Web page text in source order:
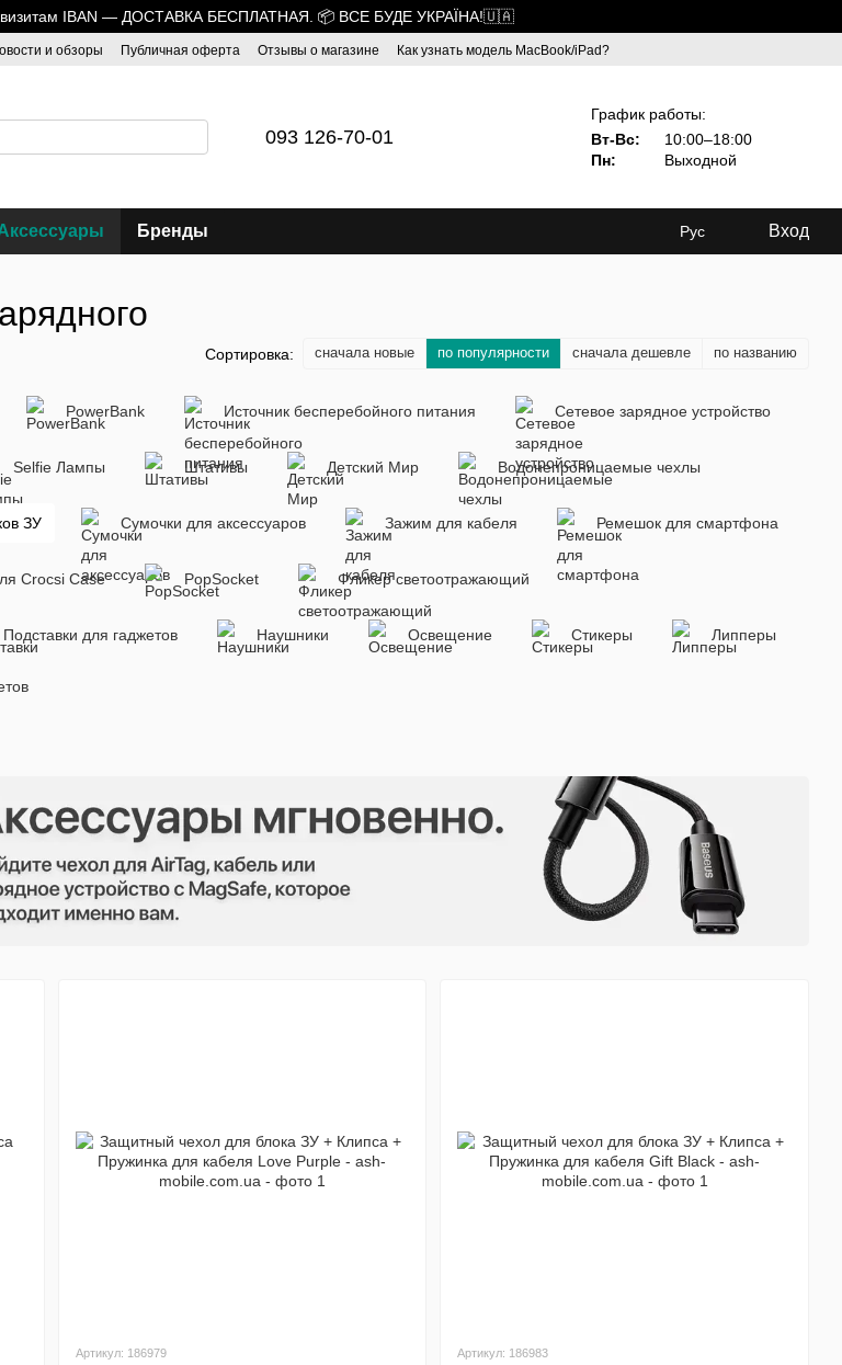
IBAN — ДОСТАВКА БЕСПЛАТНАЯ. 📦 ВСЕ БУДЕ УКРАЇНА!🇺🇦
и обзоры Публичная оферта Отзывы о магазине
Как узнать модель MacBook/iPad?
093 126-70-01
График работы:
Вт-Вс:
10:00–18:00
Пн:
Выходной
Бренды Рус Вход
Сортировка: сначала новые по популярности сначала дешевле по названию
PowerBank Источник бесперебойного питания Cетевое зарядное устройство
Selfie Лампы Штативы Детский Мир Водонепроницаемые чехлы
ЗУ Сумочки для аксессуаров Зажим для кабеля Ремешок для смартфона
Crocsі Case PopSocket Фликер светоотражающий
Подставки для гаджетов Наушники Освещение Стикеры Липперы
Артикул: 186979 Артикул: 186983